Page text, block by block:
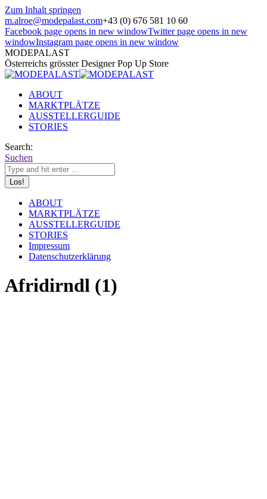
Zum Inhalt springen
m.alroe@modepalast.com+43 (0) 676 581 10 60
Facebook page opens in new windowTwitter page opens in new
windowInstagram page opens in new window
MODEPALAST
Österreichs grösster Designer Pop Up Store
ABOUT
MARKTPLÄTZE
AUSSTELLERGUIDE
STORIES
Search:
Suchen
ABOUT
MARKTPLÄTZE
AUSSTELLERGUIDE
STORIES
Impressum
Datenschutzerklärung
Afridirndl (1)